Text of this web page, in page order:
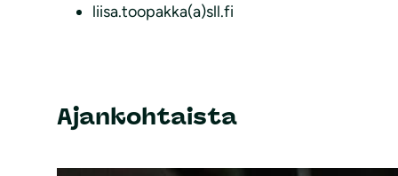
liisa.toopakka(a)sll.fi
Ajankohtaista